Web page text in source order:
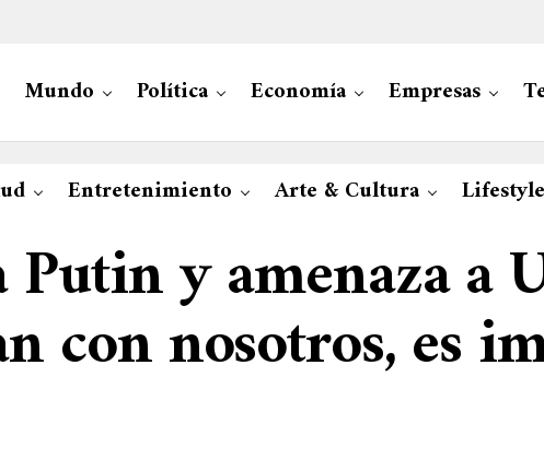
Mundo Política Economía Empresas
Entretenimiento Arte & Cultura Lifestyle
y amenaza a
con nosotros, es